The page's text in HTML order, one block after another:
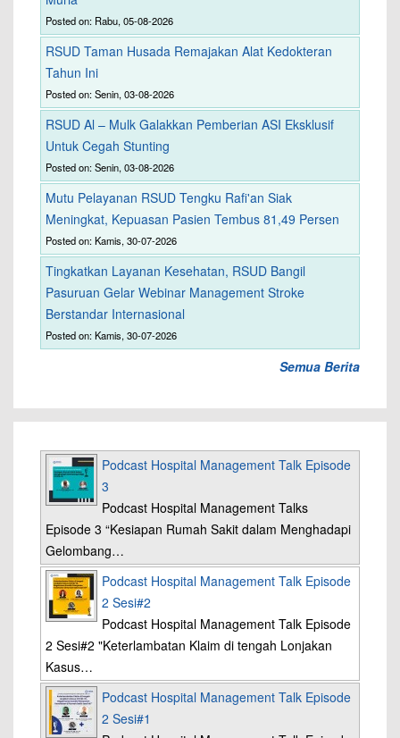
Posted on: Rabu, 05-08-2026
RSUD Taman Husada Remajakan Alat Kedokteran
Tahun Ini
Posted on: Senin, 03-08-2026
RSUD Al – Mulk Galakkan Pemberian ASI Eksklusif
Untuk Cegah Stunting
Posted on: Senin, 03-08-2026
Mutu Pelayanan RSUD Tengku Rafi'an Siak
Meningkat, Kepuasan Pasien Tembus 81,49 Persen
Posted on: Kamis, 30-07-2026
Tingkatkan Layanan Kesehatan, RSUD Bangil
Pasuruan Gelar Webinar Management Stroke
Berstandar Internasional
Posted on: Kamis, 30-07-2026
Semua Berita
Podcast Hospital Management Talk Episode
3
Podcast Hospital Management Talks
Episode 3 “Kesiapan Rumah Sakit dalam Menghadapi
Gelombang…
Podcast Hospital Management Talk Episode
2 Sesi#2
Podcast Hospital Management Talk Episode
2 Sesi#2 "Keterlambatan Klaim di tengah Lonjakan
Kasus…
Podcast Hospital Management Talk Episode
2 Sesi#1